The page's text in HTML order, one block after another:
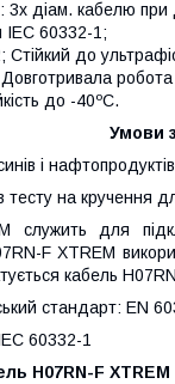
3х діам. кабелю
IEC 60332-1;
Стійкий до
Довготривала
до -40ºC.
Умови
і
тесту на кручення
служить для
F XTREM
кабель
стандарт: EN
60332-1
H07RN-F